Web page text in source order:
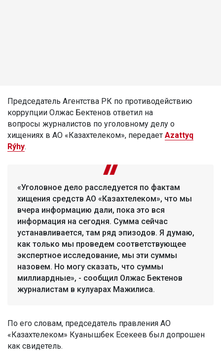
Председатель Агентства РК по противодействию
коррупции Олжас Бектенов ответил на
вопросы журналистов по уголовному делу о
хищениях в АО «Казахтелеком», передает Azattyq
Rýhy.
«Уголовное дело расследуется по фактам
хищения средств АО «Казахтелеком», что мы
вчера информацию дали, пока это вся
информация на сегодня. Сумма сейчас
устанавливается, там ряд эпизодов. Я думаю,
как только мы проведем соответствующее
экспертное исследование, мы эти суммы
назовем. Но могу сказать, что суммы
миллиардные», - сообщил Олжас Бектенов
журналистам в кулуарах Мажилиса.
По его словам, председатель правления АО
«Казахтелеком» Куанышбек Есекеев был допрошен
как свидетель.